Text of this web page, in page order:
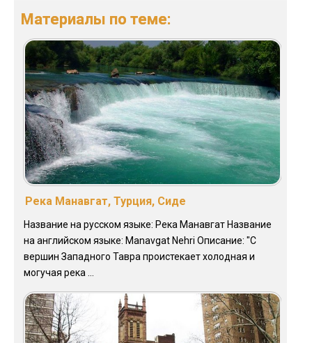
Материалы по теме:
Река Манавгат, Турция, Сиде
Название на русском языке: Река Манавгат Название
на английском языке: Manavgat Nehri Описание: "С
вершин Западного Тавра проистекает холодная и
могучая река ...